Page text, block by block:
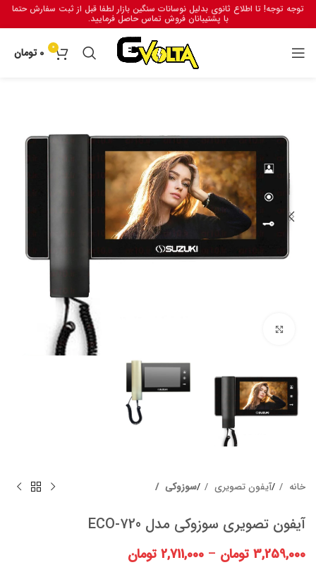
توجه توجه! تا اطلاع ثانوی بدلیل نوسانات سنگین بازار لطفا قبل از ثبت سفارش حتما
با پشتیبانان فروش تماس حاصل فرمایید.
0
0 تومان
خانه آیفون تصویری سوزوکی
آیفون تصویری سوزوکی مدل ECO-720
3,259,000 تومان –
2,711,000 تومان